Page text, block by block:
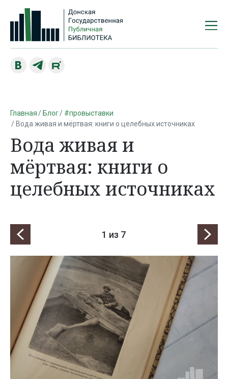
Главная Блог
#провыставки
Вода живая и мёртвая: книги о целебных источниках
Вода живая и
мёртвая: книги о
целебных источниках
1 из 7